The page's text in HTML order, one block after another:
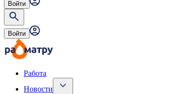
Войти
Войти
Работа
Новости